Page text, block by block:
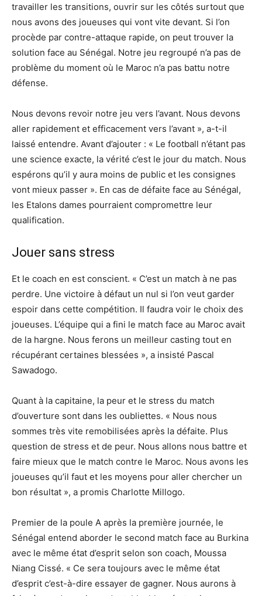
travailler les transitions, ouvrir sur les côtés surtout que
nous avons des joueuses qui vont vite devant. Si l’on
procède par contre-attaque rapide, on peut trouver la
solution face au Sénégal. Notre jeu regroupé n’a pas de
problème du moment où le Maroc n’a pas battu notre
défense.
Nous devons revoir notre jeu vers l’avant. Nous devons
aller rapidement et efficacement vers l’avant », a-t-il
laissé entendre. Avant d’ajouter : « Le football n’étant pas
une science exacte, la vérité c’est le jour du match. Nous
espérons qu’il y aura moins de public et les consignes
vont mieux passer ». En cas de défaite face au Sénégal,
les Etalons dames pourraient compromettre leur
qualification.
Jouer sans stress
Et le coach en est conscient. « C’est un match à ne pas
perdre. Une victoire à défaut un nul si l’on veut garder
espoir dans cette compétition. Il faudra voir le choix des
joueuses. L’équipe qui a fini le match face au Maroc avait
de la hargne. Nous ferons un meilleur casting tout en
récupérant certaines blessées », a insisté Pascal
Sawadogo.
Quant à la capitaine, la peur et le stress du match
d’ouverture sont dans les oubliettes. « Nous nous
sommes très vite remobilisées après la défaite. Plus
question de stress et de peur. Nous allons nous battre et
faire mieux que le match contre le Maroc. Nous avons les
joueuses qu’il faut et les moyens pour aller chercher un
bon résultat », a promis Charlotte Millogo.
Premier de la poule A après la première journée, le
Sénégal entend aborder le second match face au Burkina
avec le même état d’esprit selon son coach, Moussa
Niang Cissé. « Ce sera toujours avec le même état
d’esprit c’est-à-dire essayer de gagner. Nous aurons à